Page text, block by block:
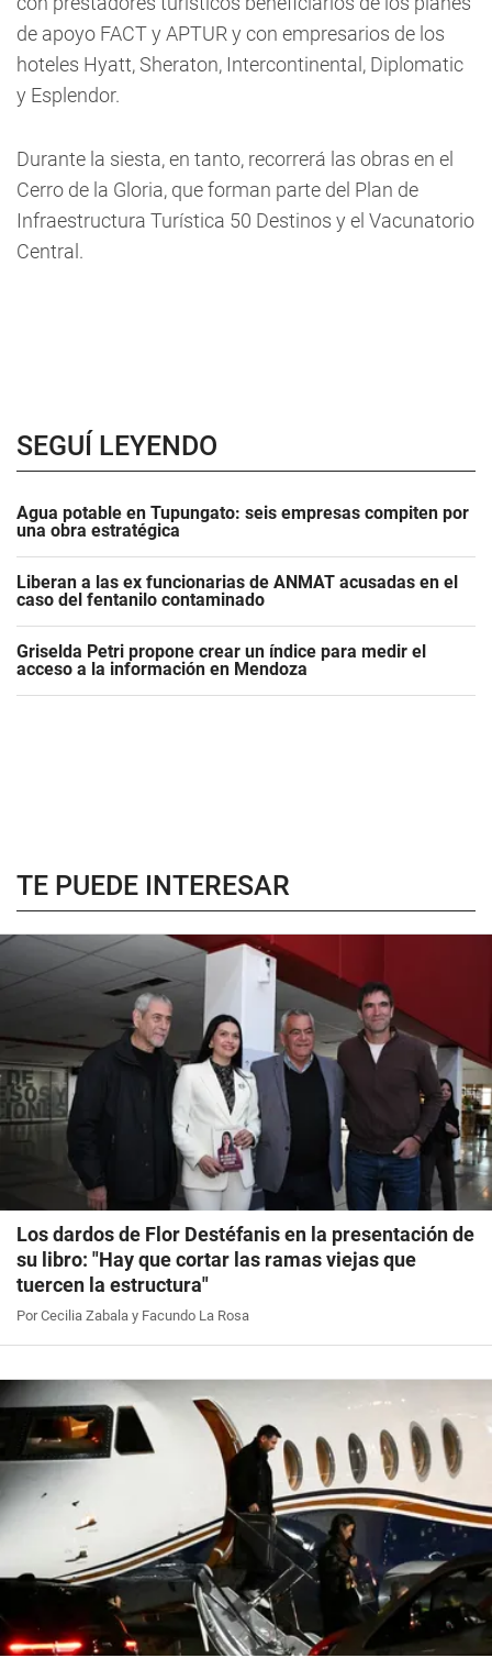
de apoyo FACT y APTUR y con empresarios de los
hoteles Hyatt, Sheraton, Intercontinental, Diplomatic
y Esplendor.
Durante la siesta, en tanto, recorrerá las obras en el
Cerro de la Gloria, que forman parte del Plan de
Infraestructura Turística 50 Destinos y el Vacunatorio
Central.
SEGUÍ LEYENDO
Agua potable en Tupungato: seis empresas compiten por
una obra estratégica
Liberan a las ex funcionarias de ANMAT acusadas en el
caso del fentanilo contaminado
Griselda Petri propone crear un índice para medir el
acceso a la información en Mendoza
TE PUEDE INTERESAR
Los dardos de Flor Destéfanis en la presentación de
su libro: "Hay que cortar las ramas viejas que
tuercen la estructura"
Por Cecilia Zabala y Facundo La Rosa